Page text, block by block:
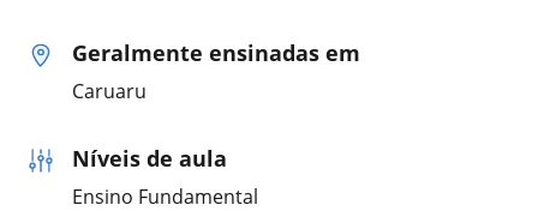
Geralmente ensinadas em
Caruaru
Níveis de aula
Ensino Fundamental